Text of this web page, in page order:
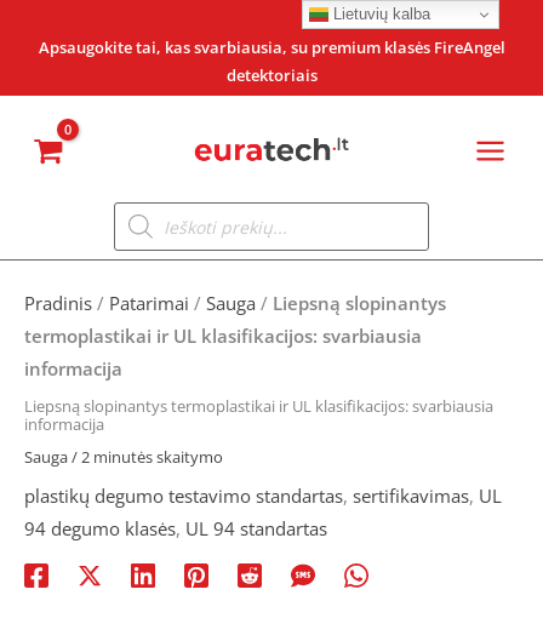
Apsaugokite tai, kas svarbiausia, su premium klasės FireAngel
detektoriais
Products
search
Pradinis / Patarimai / Sauga / Liepsną slopinantys
termoplastikai ir UL klasifikacijos: svarbiausia
informacija
Liepsną slopinantys termoplastikai ir UL klasifikacijos: svarbiausia
informacija
Sauga/2 minutės skaitymo
plastikų degumo testavimo standartas, sertifikavimas, UL
94 degumo klasės, UL 94 standartas
Lietuvių kalba